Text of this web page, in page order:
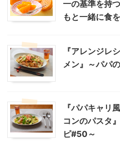
一の基準を持
もと一緒に食
『アレンジレ
メン』～パパ
『パパキャリ
コンのパスタ
ピ#50～